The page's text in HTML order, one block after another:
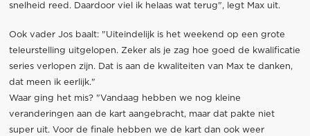
snelheid reed. Daardoor viel ik helaas wat terug", legt Max uit.
Ook vader Jos baalt: "Uiteindelijk is het weekend op een grote
teleurstelling uitgelopen. Zeker als je zag hoe goed de kwalificatie
series verlopen zijn. Dat is aan de kwaliteiten van Max te danken,
dat meen ik eerlijk."
Waar ging het mis? "Vandaag hebben we nog kleine
veranderingen aan de kart aangebracht, maar dat pakte niet
super uit. Voor de finale hebben we de kart dan ook weer